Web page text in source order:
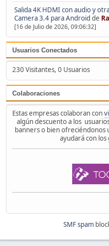
Salida 4K HDMI con audio y
Camera 3.4 para Android de
[16 de Julio de 2026, 09:06:32]
Usuarios Conectados
230 Visitantes, 0 Usuarios
Colaboraciones
Estas empresas colaboran con
algún descuento a los
banners o bien ofreciéndonos
ayudará con los
SMF spam